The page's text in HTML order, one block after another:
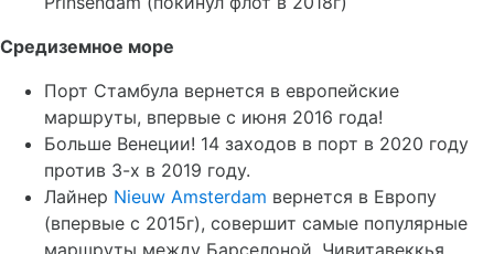
Средиземное море
Порт Стамбула вернется в европейские
маршруты, впервые с июня 2016 года!
Больше Венеции! 14 заходов в порт в 2020 году
против 3-х в 2019 году.
Лайнер Nieuw Amsterdam вернется в Европу
(впервые с 2015г), совершит самые популярные